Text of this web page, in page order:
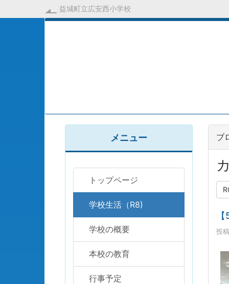
益城町立広安西小学校
ブ
投
メニュー
トップページ
学校生活（R8)
学校の概要
本校の教育
行事予定